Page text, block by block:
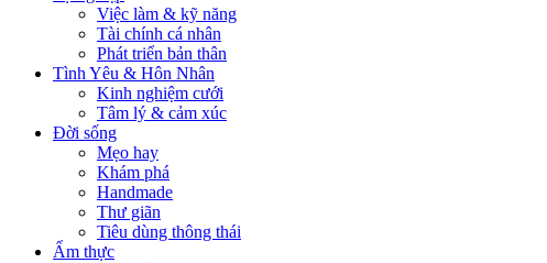
Việc làm & kỹ năng
Tài chính cá nhân
Phát triển bản thân
Tình Yêu & Hôn Nhân
Kinh nghiệm cưới
Tâm lý & cảm xúc
Đời sống
Mẹo hay
Khám phá
Handmade
Thư giãn
Tiêu dùng thông thái
Ẩm thực